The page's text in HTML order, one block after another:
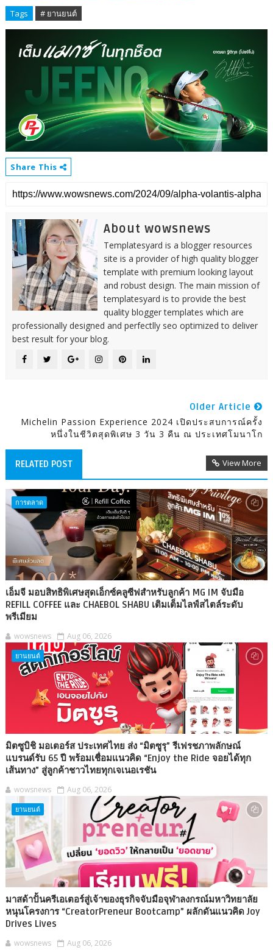
Tags # ยานยนต์
Share This
About wowsnews
Templatesyard is a blogger resources
site is a provider of high quality blogger
template with premium looking layout
and robust design. The main mission of
templatesyard is to provide the best
quality blogger templates which are
professionally designed and perfectlly seo optimized to deliver
best result for your blog.
Older Article
Michelin Passion Experience 2024 เปิดประสบการณ์ครั้ง
หนึ่งในชีวิตสุดพิเศษ 3 วัน 3 คืน ณ ประเทศโมนาโก
RELATED POST View More
การตลาด
เอ็มจี มอบสิทธิพิเศษสุดเอ็กซ์คลูซีฟสำหรับลูกค้า MG IM จับมือ
REFILL COFFEE และ CHAEBOL SHABU เติมเต็มไลฟ์สไตล์ระดับ
พรีเมียม
wowsnews Aug 06, 2026
ยานยนต์
มิตซูบิชิ มอเตอร์ส ประเทศไทย ส่ง “มิตซูรุ” รีเฟรชภาพลักษณ์
แบรนด์รับ 65 ปี พร้อมเชื่อมแนวคิด “Enjoy the Ride จอยได้ทุก
เส้นทาง” สู่ลูกค้าชาวไทยทุกเจเนอเรชัน
wowsnews Aug 06, 2026
ยานยนต์
มาสด้าปั้นครีเอเตอร์สู่เจ้าของธุรกิจจับมือจุฬาลงกรณ์มหาวิทยาลัย
หนุนโครงการ “CreatorPreneur Bootcamp” ผลักดันแนวคิด Joy
Drives Lives
wowsnews Aug 06, 2026